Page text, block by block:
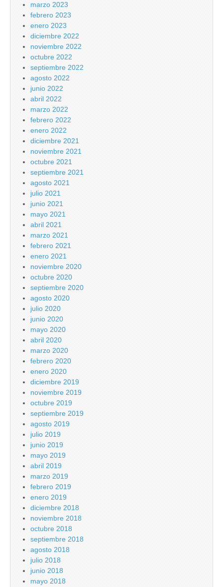
marzo 2023
febrero 2023
enero 2023
diciembre 2022
noviembre 2022
octubre 2022
septiembre 2022
agosto 2022
junio 2022
abril 2022
marzo 2022
febrero 2022
enero 2022
diciembre 2021
noviembre 2021
octubre 2021
septiembre 2021
agosto 2021
julio 2021
junio 2021
mayo 2021
abril 2021
marzo 2021
febrero 2021
enero 2021
noviembre 2020
octubre 2020
septiembre 2020
agosto 2020
julio 2020
junio 2020
mayo 2020
abril 2020
marzo 2020
febrero 2020
enero 2020
diciembre 2019
noviembre 2019
octubre 2019
septiembre 2019
agosto 2019
julio 2019
junio 2019
mayo 2019
abril 2019
marzo 2019
febrero 2019
enero 2019
diciembre 2018
noviembre 2018
octubre 2018
septiembre 2018
agosto 2018
julio 2018
junio 2018
mayo 2018